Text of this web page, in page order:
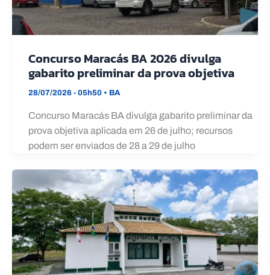
Concurso Maracás BA 2026 divulga
gabarito preliminar da prova objetiva
28/07/2026 - 05h50 • BA
Concurso Maracás BA divulga gabarito preliminar da
prova objetiva aplicada em 26 de julho; recursos
podem ser enviados de 28 a 29 de julho